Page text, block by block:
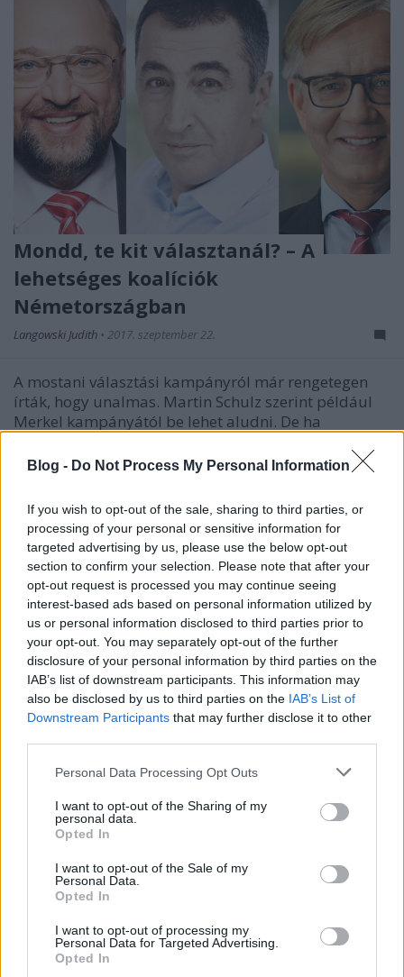
Blog - Do Not Process My Personal Information
If you wish to opt-out of the sale, sharing to third parties, or
processing of your personal or sensitive information for
targeted advertising by us, please use the below opt-out
section to confirm your selection. Please note that after your
opt-out request is processed you may continue seeing
interest-based ads based on personal information utilized by
us or personal information disclosed to third parties prior to
your opt-out. You may separately opt-out of the further
disclosure of your personal information by third parties on the
IAB’s list of downstream participants. This information may
also be disclosed by us to third parties on the IAB’s List of
Downstream Participants that may further disclose it to other
Please note that this website/app uses one or more Google
not limited to your visit or usage behaviour. You may click to
grant or deny consent to Google and its third-party tags to
use your data for below specified purposes in below Google
consent section.
Personal Data Processing Opt Outs
I want to opt-out of the Sharing of my
personal data.
Opted In
I want to opt-out of the Sale of my
Personal Data.
Opted In
I want to opt-out of processing my
Personal Data for Targeted Advertising.
Opted In
Mondd, te kit választanál? – A
lehetséges koalíciók
Németországban
Langowski Judith • 2017. szeptember 22.
A mostani választási kampányról már rengetegen
írták, hogy unalmas. Martin Schulz szerint például
Merkel kampányától be lehet aludni. De ha
váratlan, izgalmas dolgok is kijöhetnek.
Szuperhős, báránybőrbe bújt farkas
vagy a német exportőrök ügynöke?
Angela Merkel újrázna
Kettős Mérce vendégszerző •2017. szeptember 17.
liberális? A felvilágosult értékek őrzője? Vagy csak
egy hatalmas blöff? Mégis mit gondoljunk a